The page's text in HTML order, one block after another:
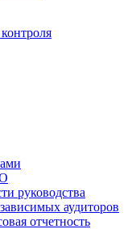
руководства
аудиторов
отчетность